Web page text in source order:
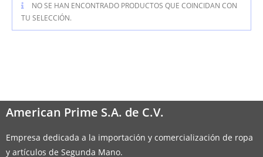
NO SE HAN ENCONTRADO PRODUCTOS QUE COINCIDAN CON
TU SELECCIÓN.
American Prime S.A. de C.V.
Empresa dedicada a la importación y comercialización de ropa
y artículos de Segunda Mano.